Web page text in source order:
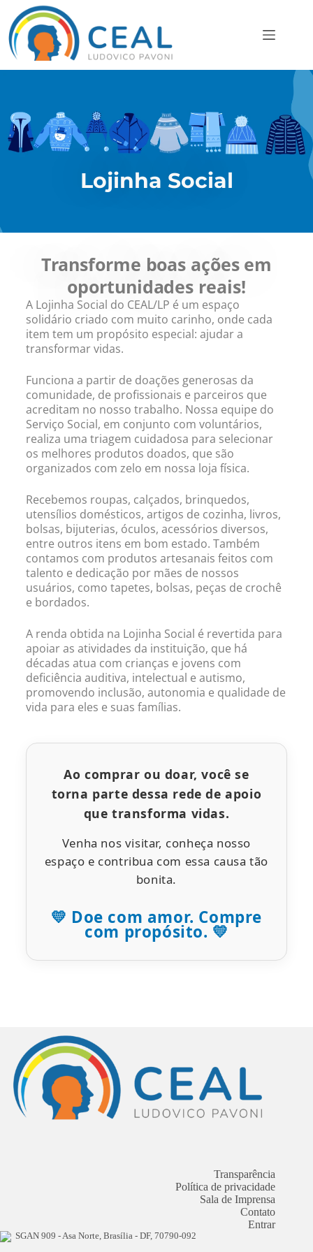
Lojinha Social
Transforme boas ações em
oportunidades reais!
A Lojinha Social do CEAL/LP é um espaço
solidário criado com muito carinho, onde cada
item tem um propósito especial: ajudar a
transformar vidas.
Funciona a partir de doações generosas da
comunidade, de profissionais e parceiros que
acreditam no nosso trabalho. Nossa equipe do
Serviço Social, em conjunto com voluntários,
realiza uma triagem cuidadosa para selecionar
os melhores produtos doados, que são
organizados com zelo em nossa loja física.
Recebemos roupas, calçados, brinquedos,
utensílios domésticos, artigos de cozinha, livros,
bolsas, bijuterias, óculos, acessórios diversos,
entre outros itens em bom estado. Também
contamos com produtos artesanais feitos com
talento e dedicação por mães de nossos
usuários, como tapetes, bolsas, peças de crochê
e bordados.
A renda obtida na Lojinha Social é revertida para
apoiar as atividades da instituição, que há
décadas atua com crianças e jovens com
deficiência auditiva, intelectual e autismo,
promovendo inclusão, autonomia e qualidade de
vida para eles e suas famílias.
Ao comprar ou doar, você se
torna parte dessa rede de apoio
que transforma vidas.
Venha nos visitar, conheça nosso
espaço e contribua com essa causa tão
bonita.
💛 Doe com amor. Compre
com propósito. 💛
Transparência
Política de privacidade
Sala de Imprensa
Contato
Entrar
SGAN 909 - Asa Norte, Brasília - DF, 70790-092